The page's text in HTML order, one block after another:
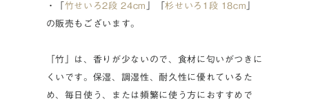
・「 竹せいろ2段 24cm 」「杉せいろ1段 18cm
の販売もございます。
「竹」は、香りが少ないので、食材に匂いがつきに
くいです。保湿、調湿性、耐久性に優れているた
め、毎日使う、または頻繁に使う方におすすめで